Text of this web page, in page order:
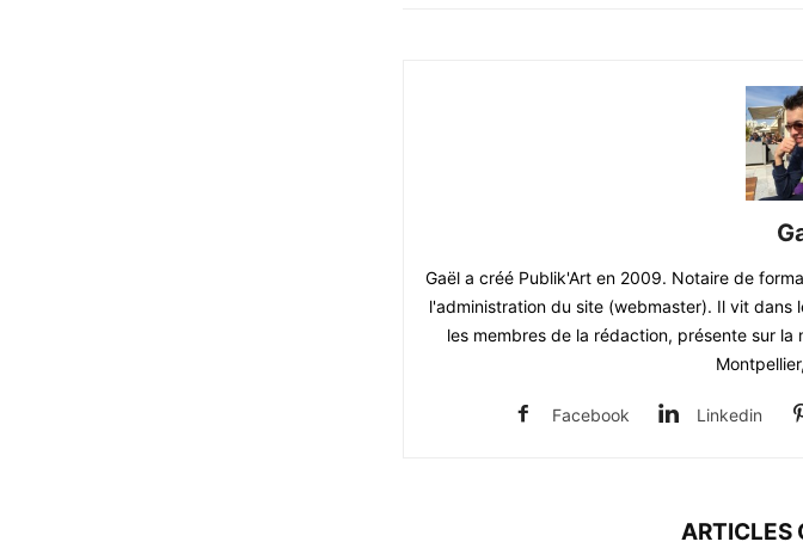
Gaël a créé Publik'Art en 2009. Notaire de
l'administration du site (webmaster). Il vit dans
les membres de la rédaction, présente sur
Facebook Linkedin
ARTICLES